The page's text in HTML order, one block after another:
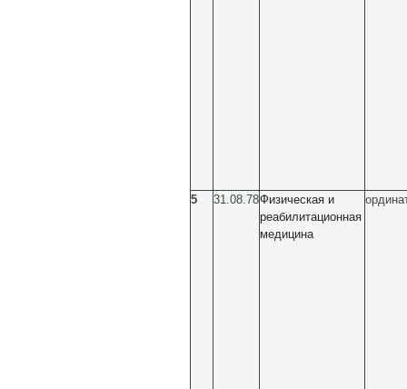
5 31.08.78Физическая и
реабилитационная
медицина